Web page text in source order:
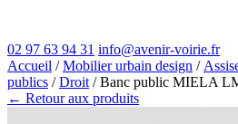
02 97 63 94 31 info@avenir-voirie.fr
Accueil /Mobilier urbain design /
publics /Droit / Banc public MIELA
← Retour aux produits